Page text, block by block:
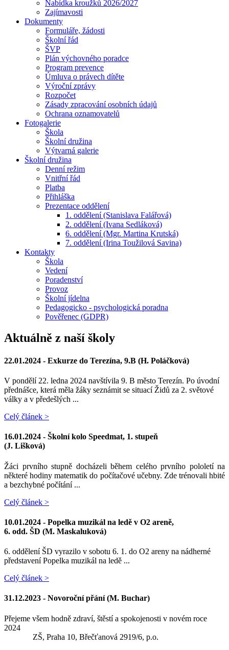
Nabídka kroužků 2026/2027
Zajímavosti
Dokumenty
Formuláře, žádosti
Školní řád
ŠVP
Plán výchovného poradce
Program prevence
Úmluva o právech dítěte
Výroční zprávy
Rozpočet
Zásady zpracování osobních údajů
Ochrana oznamovatelů
Fotogalerie
Škola
Školní družina
Výtvarná galerie
Školní družina
Denní režim
Vnitřní řád
Platba
Přihláška
Prezentace oddělení
1. oddělení (Stanislava Falářová)
2. oddělení (Ivana Sedláková)
6. oddělení (Mgr. Martina Krutská)
7. oddělení (Irina Toužilová Savina)
Kontakty
Škola
Vedení
Poradenství
Provoz
Školní jídelna
Pedagogicko - psychologická poradna
Pověřenec (GDPR)
Aktuálně z naší školy
22.01.2024 - Exkurze do Terezína, 9.B (H. Poláčková)
V pondělí 22. ledna 2024 navštívila 9. B město Terezín. Po úvodní
přednášce, která měla žáky seznámit se situací Židů za 2. světové
války a v předešlých ...
Celý článek >
16.01.2024 - Školní kolo Speedmat, 1. stupeň
(J. Lišková)
Žáci prvního stupně docházeli během celého prvního pololetí na
některé hodiny matematik do počítačové učebny. Zde trénovali hbité
a bezchybné počítání ...
Celý článek >
10.01.2024 - Popelka muzikál na ledě v O2 areně,
6. odd. ŠD (M. Maskaluková)
6. oddělení ŠD vyrazilo v sobotu 6. 1. do O2 areny na nádherné
představení Popelka muzikál na ledě ...
Celý článek >
31.12.2023 - Novoroční přání (M. Buchar)
Přejeme všem hodně zdraví, štěstí a spokojenosti v novém roce
2024
ZŠ, Praha 10, Břečťanová 2919/6, p.o.